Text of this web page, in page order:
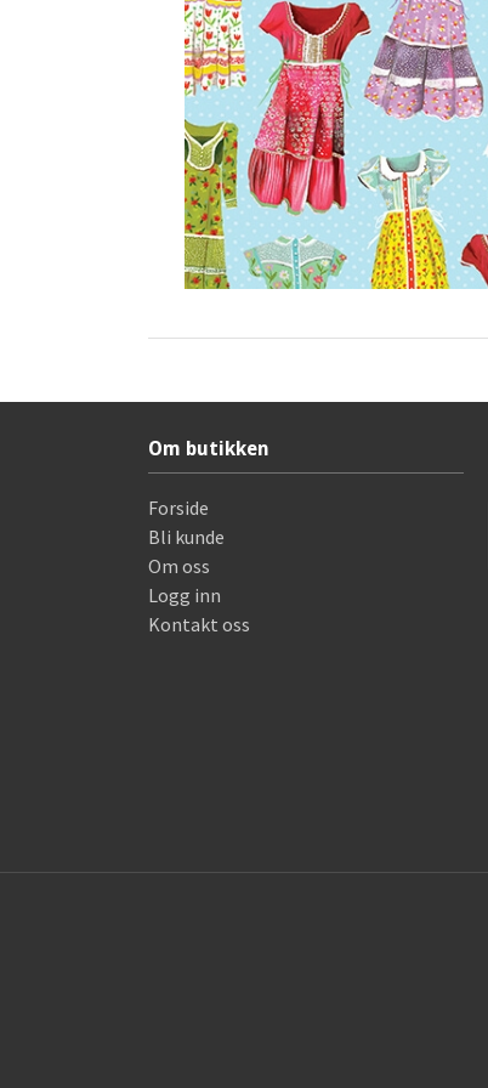
Om butikken
Forside
Bli kunde
Om oss
Logg inn
Kontakt oss